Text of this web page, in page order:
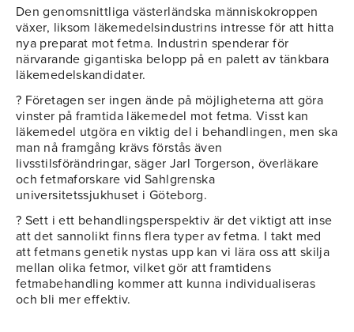
Den genomsnittliga västerländska människokroppen
växer, liksom läkemedelsindustrins intresse för att hitta
nya preparat mot fetma. Industrin spenderar för
närvarande gigantiska belopp på en palett av tänkbara
läkemedelskandidater.
? Företagen ser ingen ände på möjligheterna att göra
vinster på framtida läkemedel mot fetma. Visst kan
läkemedel utgöra en viktig del i behandlingen, men ska
man nå framgång krävs förstås även
livsstilsförändringar, säger Jarl Torgerson, överläkare
och fetmaforskare vid Sahlgrenska
universitetssjukhuset i Göteborg.
? Sett i ett behandlingsperspektiv är det viktigt att inse
att det sannolikt finns flera typer av fetma. I takt med
att fetmans genetik nystas upp kan vi lära oss att skilja
mellan olika fetmor, vilket gör att framtidens
fetmabehandling kommer att kunna individualiseras
och bli mer effektiv.